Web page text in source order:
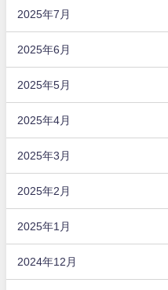
2025年7月
2025年6月
2025年5月
2025年4月
2025年3月
2025年2月
2025年1月
2024年12月